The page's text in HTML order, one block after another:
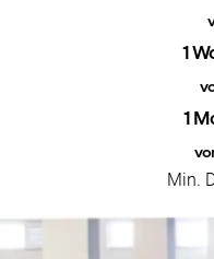
1
1
Min.